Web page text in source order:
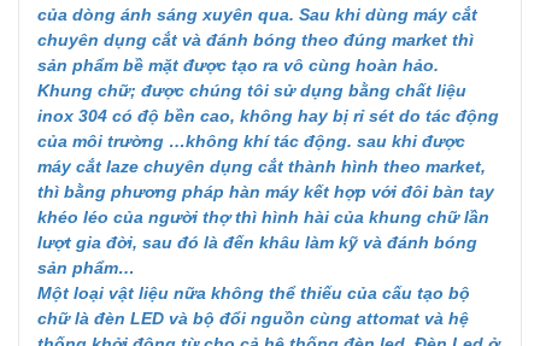
của dòng ánh sáng xuyên qua. Sau khi dùng máy cắt
chuyên dụng cắt và đánh bóng theo đúng market thì
sản phẩm bề mặt được tạo ra vô cùng hoàn hảo.
Khung chữ; được chúng tôi sử dụng bằng chất liệu
inox 304 có độ bền cao, không hay bị rỉ sét do tác động
của môi trường …không khí tác động. sau khi được
máy cắt laze chuyên dụng cắt thành hình theo market,
thì bằng phương pháp hàn máy kết hợp với đôi bàn tay
khéo léo của người thợ thì hình hài của khung chữ lần
lượt gia đời, sau đó là đến khâu làm kỹ và đánh bóng
sản phẩm…
Một loại vật liệu nữa không thể thiếu của cấu tạo bộ
chữ là đèn LED và bộ đổi nguồn cùng attomat và hệ